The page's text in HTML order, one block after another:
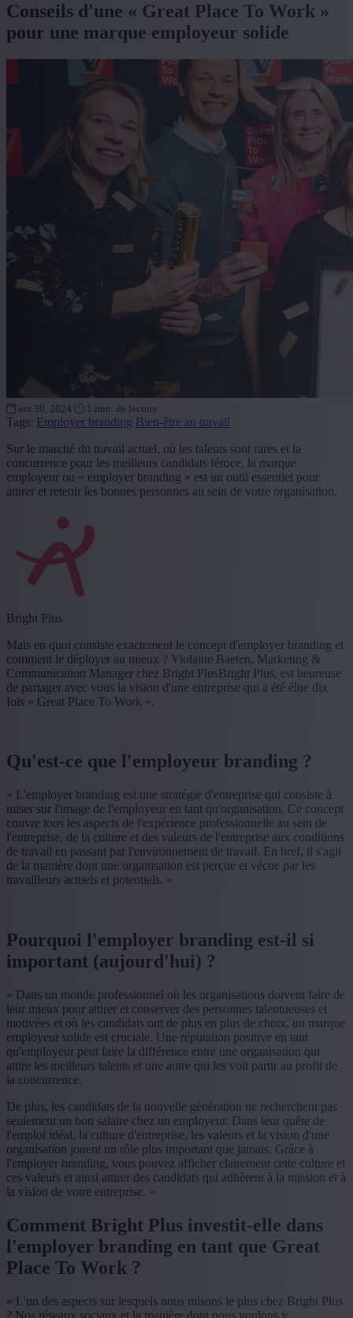
Conseils d'une « Great Place To Work »
pour une marque employeur solide
avr 30, 2024 1 min. de lecture
Tags: Employer branding Bien-être au travail
Sur le marché du travail actuel, où les talents sont rares et la
concurrence pour les meilleurs candidats féroce, la marque
employeur ou « employer branding » est un outil essentiel pour
attirer et retenir les bonnes personnes au sein de votre organisation.
Bright Plus
Mais en quoi consiste exactement le concept d'employer branding et
comment le déployer au mieux ? Violaine Baeten, Marketing &
Communication Manager chez Bright PlusBright Plus, est heureuse
de partager avec vous la vision d'une entreprise qui a été élue dix
fois « Great Place To Work ».
Qu'est-ce que l'employeur branding ?
« L'employer branding est une stratégie d'entreprise qui consiste à
miser sur l'image de l'employeur en tant qu'organisation. Ce concept
couvre tous les aspects de l'expérience professionnelle au sein de
l'entreprise, de la culture et des valeurs de l'entreprise aux conditions
de travail en passant par l'environnement de travail. En bref, il s'agit
de la manière dont une organisation est perçue et vécue par les
travailleurs actuels et potentiels. »
Pourquoi l'employer branding est-il si
important (aujourd'hui) ?
« Dans un monde professionnel où les organisations doivent faire de
leur mieux pour attirer et conserver des personnes talentueuses et
motivées et où les candidats ont de plus en plus de choix, un marque
employeur solide est cruciale. Une réputation positive en tant
qu'employeur peut faire la différence entre une organisation qui
attire les meilleurs talents et une autre qui les voit partir au profit de
la concurrence.
De plus, les candidats de la nouvelle génération ne recherchent pas
seulement un bon salaire chez un employeur. Dans leur quête de
l'emploi idéal, la culture d'entreprise, les valeurs et la vision d'une
organisation jouent un rôle plus important que jamais. Grâce à
l'employer branding, vous pouvez afficher clairement cette culture et
ces valeurs et ainsi attirer des candidats qui adhèrent à la mission et à
la vision de votre entreprise. »
Comment Bright Plus investit-elle dans
l'employer branding en tant que Great
Place To Work ?
« L'un des aspects sur lesquels nous misons le plus chez Bright Plus
? Nos réseaux sociaux et la manière dont nous voulons y